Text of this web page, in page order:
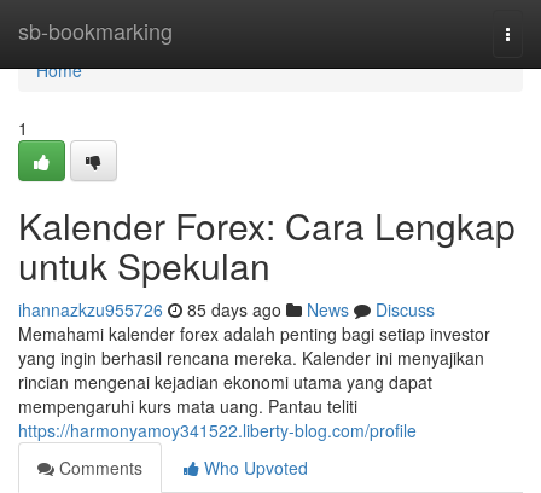
sb-bookmarking
Home
Home
1
Kalender Forex: Cara Lengkap
untuk Spekulan
ihannazkzu955726 85 days ago News
Discuss
Memahami kalender forex adalah penting bagi setiap investor
yang ingin berhasil rencana mereka. Kalender ini menyajikan
rincian mengenai kejadian ekonomi utama yang dapat
mempengaruhi kurs mata uang. Pantau teliti
https://harmonyamoy341522.liberty-blog.com/profile
Comments
Who Upvoted